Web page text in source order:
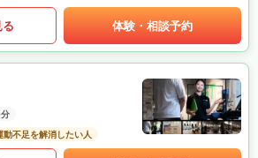
体験・相談予約
動不足を解消したい人